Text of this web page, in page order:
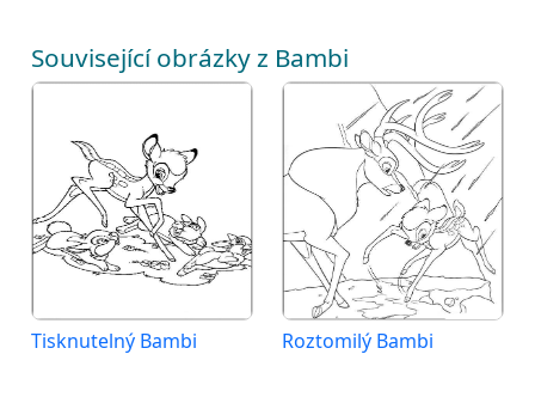
Související obrázky z Bambi
Tisknutelný Bambi Roztomilý Bambi